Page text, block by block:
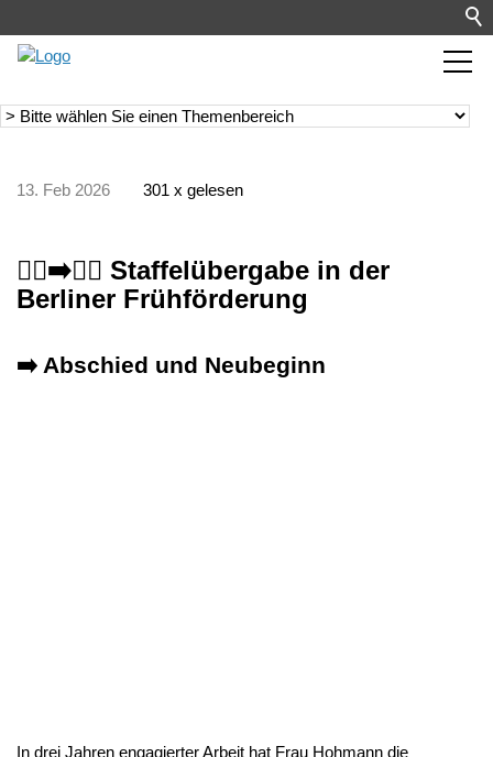
13. Feb 2026 301 x gelesen
🏃‍♂️‍➡️🏃‍♀️ Staffelübergabe in der
Berliner Frühförderung
➡️ Abschied und Neubeginn
In drei Jahren engagierter Arbeit hat Frau Hohmann die